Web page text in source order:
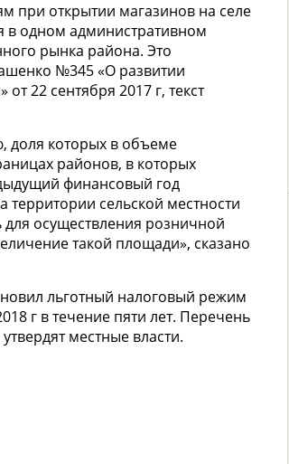
при открытии магазинов на селе
в одном административном
рынка района. Это
№345 «О развитии
22 сентября 2017 г, текст
доля которых в объеме
районов, в которых
финансовый год
сельской местности
осуществления розничной
такой площади», сказано
льготный налоговый режим
г в течение пяти лет. Перечень
местные власти.